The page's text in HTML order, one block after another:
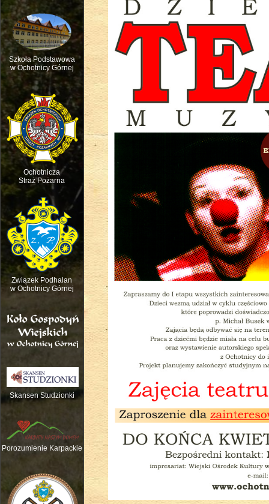
Szkoła Podstawowa
w Ochotnicy Górnej
Ochotnicza
Straż Pożarna
Związek Podhalan
w Ochotnicy Górnej
Skansen Studzionki
Porozumienie Karpackie
Msza św. w intencji ruchu
Święto dziecięcej Radości - Dzień
Nauka gry na tradycyjnych